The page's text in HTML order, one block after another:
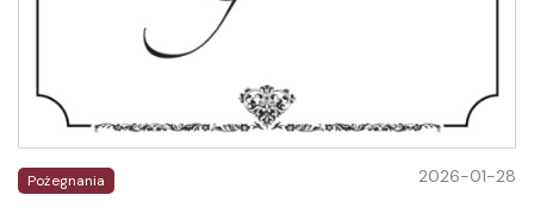
Pożegnania 2026-01-28